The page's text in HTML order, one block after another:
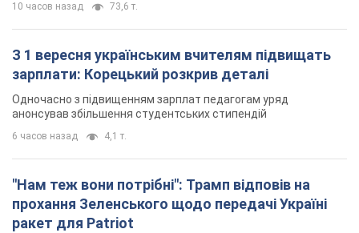
10 часов назад 73,6 т.
З 1 вересня українським вчителям підвищать
зарплати: Корецький розкрив деталі
Одночасно з підвищенням зарплат педагогам уряд
анонсував збільшення студентських стипендій
6 часов назад 4,1 т.
"Нам теж вони потрібні": Трамп відповів на
прохання Зеленського щодо передачі Україні
ракет для Patriot